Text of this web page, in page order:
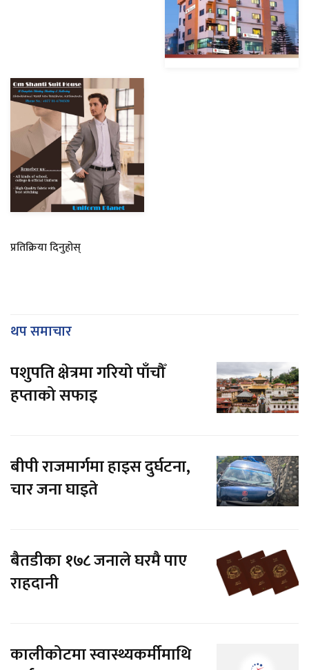
प्रतिक्रिया दिनुहोस्
थप समाचार
पशुपति क्षेत्रमा गरियो पाँचौँ
हप्ताको सफाइ
बीपी राजमार्गमा हाइस दुर्घटना,
चार जना घाइते
बैतडीका १७८ जनाले घरमै पाए
राहदानी
कालीकोटमा स्वास्थ्यकर्मीमाथि